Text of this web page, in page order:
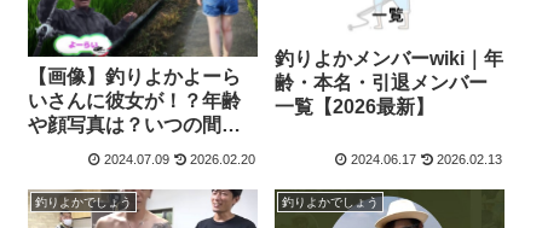
【画像】釣りよかよーら
いさんに彼女が！？年齢
や顔写真は？いつの間
2024.07.09 2026.02.20
釣りよかメンバーwiki｜年
齢・本名・引退メンバー
一覧【2026最新】
2024.06.17 2026.02.13
釣りよかでしょう 釣りよかでしょう